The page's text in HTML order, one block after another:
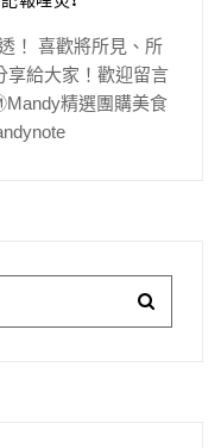
！ 喜歡將所見、所
享給大家！歡迎留言
精選團購美食